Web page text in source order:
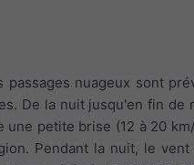
nuageux sont
De la nuit jusqu'en fin
petite brise (12 à 20
Pendant la nuit, le